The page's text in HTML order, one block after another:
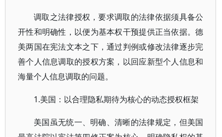
调取之法律授权，要求调取的法律依据须具备公
开性和明确性，以便为基本权干预提供正当依据。德
美两国在宪法文本之下，通过判例或修改法律逐步完
善个人信息调取的授权方案，以回应新型个人信息和
海量个人信息调取的问题。
1.美国：以合理隐私期待为核心的动态授权框架
美国虽无统一、明确、清晰的法律规定，但美国